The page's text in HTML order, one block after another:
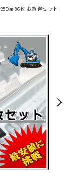
250幅 86枚 お買得セット